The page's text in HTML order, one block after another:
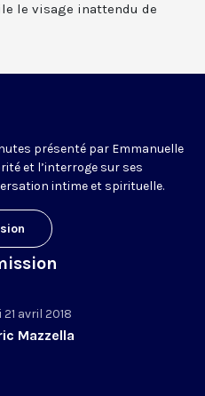
le visage inattendu de
présenté par Emmanuelle
et l’interroge sur ses
intime et spirituelle.
21 avril 2018
Mazzella